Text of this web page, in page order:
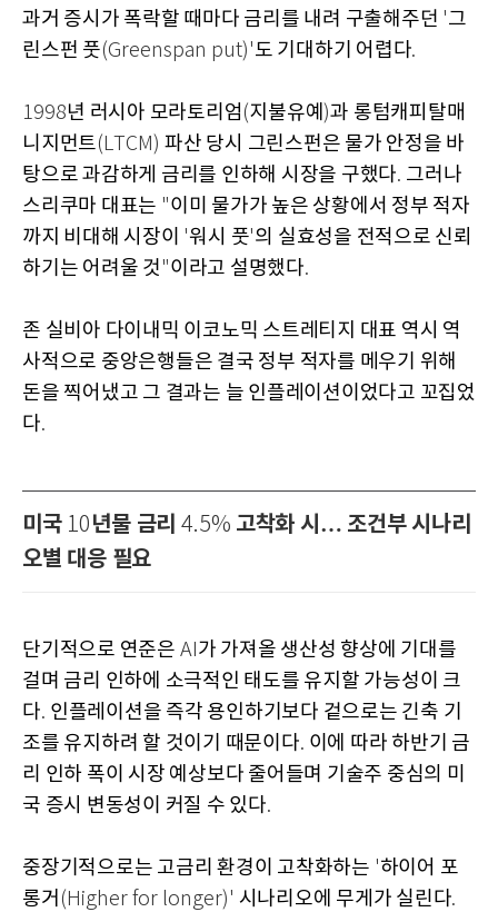
과거 증시가 폭락할 때마다 금리를 내려 구출해주던 '그
린스펀 풋(Greenspan put)'도 기대하기 어렵다.
1998년 러시아 모라토리엄 (지불유예 )과 롱텀캐피탈매
니지먼트(LTCM) 파산 당시 그린스펀은 물가 안정을 바
탕으로 과감하게 금리를 인하해 시장을 구했다. 그러나
스리쿠마 대표는 "이미 물가가 높은 상황에서 정부 적자
까지 비대해 시장이 '워시 풋'의 실효성을 전적으로 신뢰
하기는 어려울 것 "이라고 설명했다.
존 실비아 다이내믹 이코노믹 스트레티지 대표 역시 역
사적으로 중앙은행들은 결국 정부 적자를 메우기 위해
돈을 찍어냈고 그 결과는 늘 인플레이션이었다고 꼬집었
다.
미국 10년물 금리 4.5% 고착화 시… 조건부 시나리
오별 대응 필요
단기적으로 연준은 AI가 가져올 생산성 향상에 기대를
걸며 금리 인하에 소극적인 태도를 유지할 가능성이 크
다. 인플레이션을 즉각 용인하기보다 겉으로는 긴축 기
조를 유지하려 할 것이기 때문이다. 이에 따라 하반기 금
리 인하 폭이 시장 예상보다 줄어들며 기술주 중심의 미
국 증시 변동성이 커질 수 있다.
중장기적으로는 고금리 환경이 고착화하는 '하이어 포
롱거 (Higher for longer)' 시나리오에 무게가 실린다.